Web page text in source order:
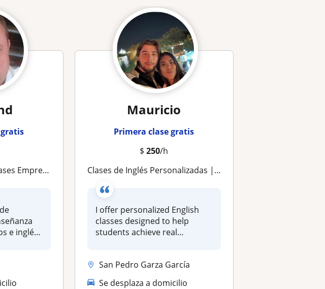
en la ZM de Monterrey
e inglés
Mauricio
Primera clase gratis
$250/h
Clases de Inglés Personalizadas | Fluidez, Conversación y Apoyo Escolar
I offer personalized English
classes designed to help
students achieve real
San Pedro Garza García
Se desplaza a domicilio